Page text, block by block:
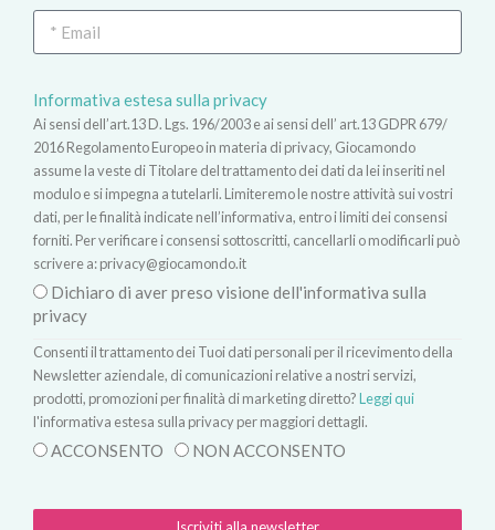
Informativa estesa sulla privacy
Ai sensi dell’art.13 D. Lgs. 196/2003 e ai sensi dell’ art.13 GDPR 679/
2016 Regolamento Europeo in materia di privacy, Giocamondo
assume la veste di Titolare del trattamento dei dati da lei inseriti nel
modulo e si impegna a tutelarli. Limiteremo le nostre attività sui vostri
dati, per le finalità indicate nell’informativa, entro i limiti dei consensi
forniti. Per verificare i consensi sottoscritti, cancellarli o modificarli può
scrivere a:privacy@giocamondo.it
Dichiaro di aver preso visione dell'informativa sulla
privacy
Consenti il trattamento dei Tuoi dati personali per il ricevimento della
Newsletter aziendale, di comunicazioni relative a nostri servizi,
prodotti, promozioni per finalità di marketing diretto?Leggi qui
l'informativa estesa sulla privacy per maggiori dettagli.
ACCONSENTO NON ACCONSENTO